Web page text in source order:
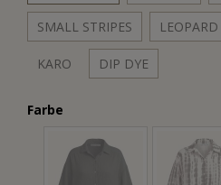
SMALL STRIPES LEOPARD
KARO DIP DYE
Farbe